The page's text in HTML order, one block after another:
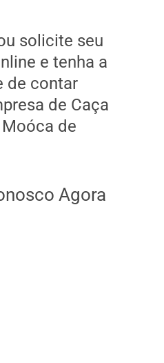
solicite seu
e tenha a
de contar
de Caça
de
Agora